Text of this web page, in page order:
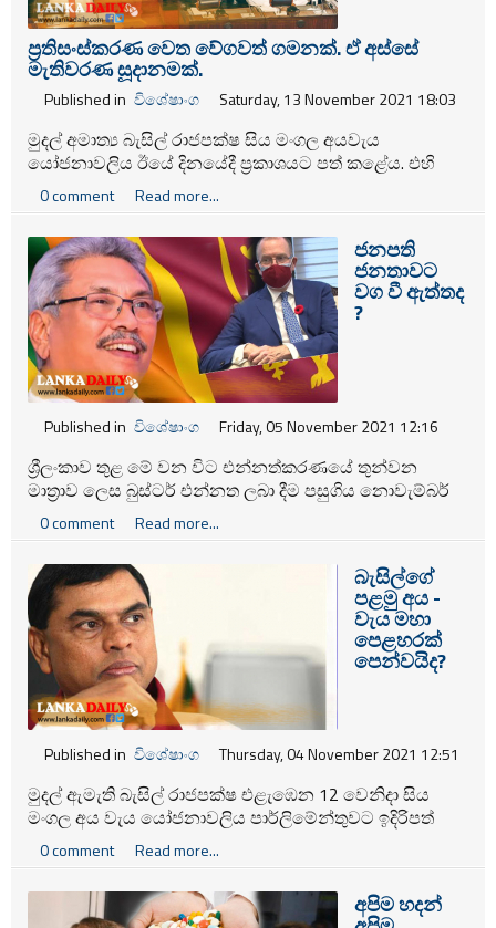
ප්‍රතිසංස්කරණ වෙත වේගවත් ගමනක්. ඒ අස්සේ
මැතිවරණ සූදානමක්.
Published in විශේෂාංග Saturday, 13 November 2021 18:03
මුදල් අමාත්‍ය බැසිල් රාජපක්ෂ සිය මංගල අයවැය
යෝජනාවලිය ඊයේ දිනයේදී ප්‍රකාශයට පත් කළේය. එහි
මතුපිට පෙනුමෙන් කතා කළ හැකි ආකර්ෂණිය දෑ
බොහොමයක් තිබුණත්, කොළෙ වහල ගැහිල්ලක් කියා
කීමට හැකි යටි පෙළක් ඒ තුළ පැහැදිලිව හඳුනාගත හැකිය.
බැසිල් රාජපක්ෂ මහතා තම ආර්ථික ප්‍රතිපත්තිය මේ යැයි
කියා සෘජුව පැවැසීමක් මේ අය වැය යෝජනාවලිය තුළම
දකින්න්ට නැත.
0 comment Read more...
ජනපති
ජනතාවට
වග වී ඇත්තද
?
Published in විශේෂාංග Friday, 05 November 2021 12:16
ශ්‍රීලංකාව තුළ මේ වන විට එන්නත්කරණයේ තුන්වන
මාත්‍රාව ලෙස බුස්ටර් එන්නත ලබා දීම පසුගිය නොවැම්බර්
පළමුවනදා සිට ආරම්භ කෙරුණා.
0 comment Read more...
බැසිල්ගේ
පළමු අය -
වැය මහා
පෙළහරක්
පෙන්වයිද?
Published in විශේෂාංග Thursday, 04 November 2021 12:51
මුදල් ඇමැති බැසිල් රාජපක්ෂ එළැඹෙන 12 වෙනිදා සිය
මංගල අය වැය යෝජනාවලිය පාර්ලිමේන්තුවට ඉදිරිපත්
කිරීමට නියමිතය.
0 comment Read more...
අපිම හදන්